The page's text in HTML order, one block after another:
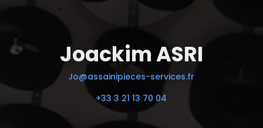
Joackim ASRI
Jo@assainipieces-services.fr
+33 3 21 13 70 04